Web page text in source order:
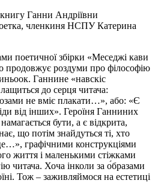
Ганни Андріївни
членкиня НСПУ Катерина
поетичної збірки «Меседжі кави
продовжує роздуми про філософію
. Ганнине «навскіс
до серця читача:
не вміє плакати…», або: «Є
від інших». Героїня Ганниних
бути, а є відкрита,
що потім знайдуться ті, хто
графічними конструкціями
життя і маленькими стіжками
читача. Хоча інколи за о́бразами
Тож – заживляймося на естетиці